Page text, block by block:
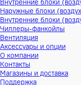
Тепловые насосы
Наружные блоки
Внутренние блоки
Наружные блоки
Внутренние блоки
Чиллеры-фанкойлы
Вентиляция
Аксессуары и опции